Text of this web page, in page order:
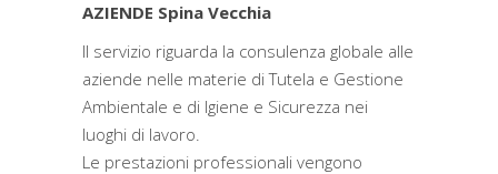
AZIENDE Spina Vecchia
Il servizio riguarda la consulenza globale alle
aziende nelle materie di Tutela e Gestione
Ambientale e di Igiene e Sicurezza nei
luoghi di lavoro.
Le prestazioni professionali vengono